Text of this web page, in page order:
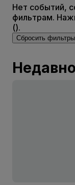
Нет событий,
фильтрам.
().
Сбросить фильтры